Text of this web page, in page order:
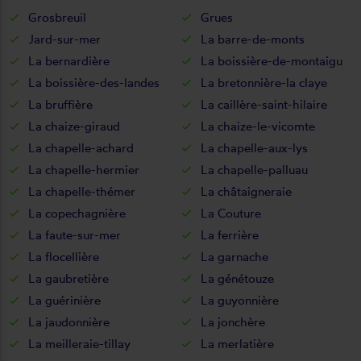
Grosbreuil
Grues
Jard-sur-mer
La barre-de-monts
La bernardière
La boissière-de-montaigu
La boissière-des-landes
La bretonnière-la claye
La bruffière
La caillère-saint-hilaire
La chaize-giraud
La chaize-le-vicomte
La chapelle-achard
La chapelle-aux-lys
La chapelle-hermier
La chapelle-palluau
La chapelle-thémer
La châtaigneraie
La copechagnière
La Couture
La faute-sur-mer
La ferrière
La flocellière
La garnache
La gaubretière
La génétouze
La guérinière
La guyonnière
La jaudonnière
La jonchère
La meilleraie-tillay
La merlatière